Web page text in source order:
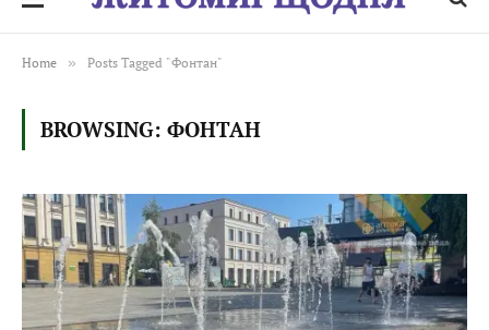
Home » Posts Tagged "Фонтан"
BROWSING: ФОНТАН